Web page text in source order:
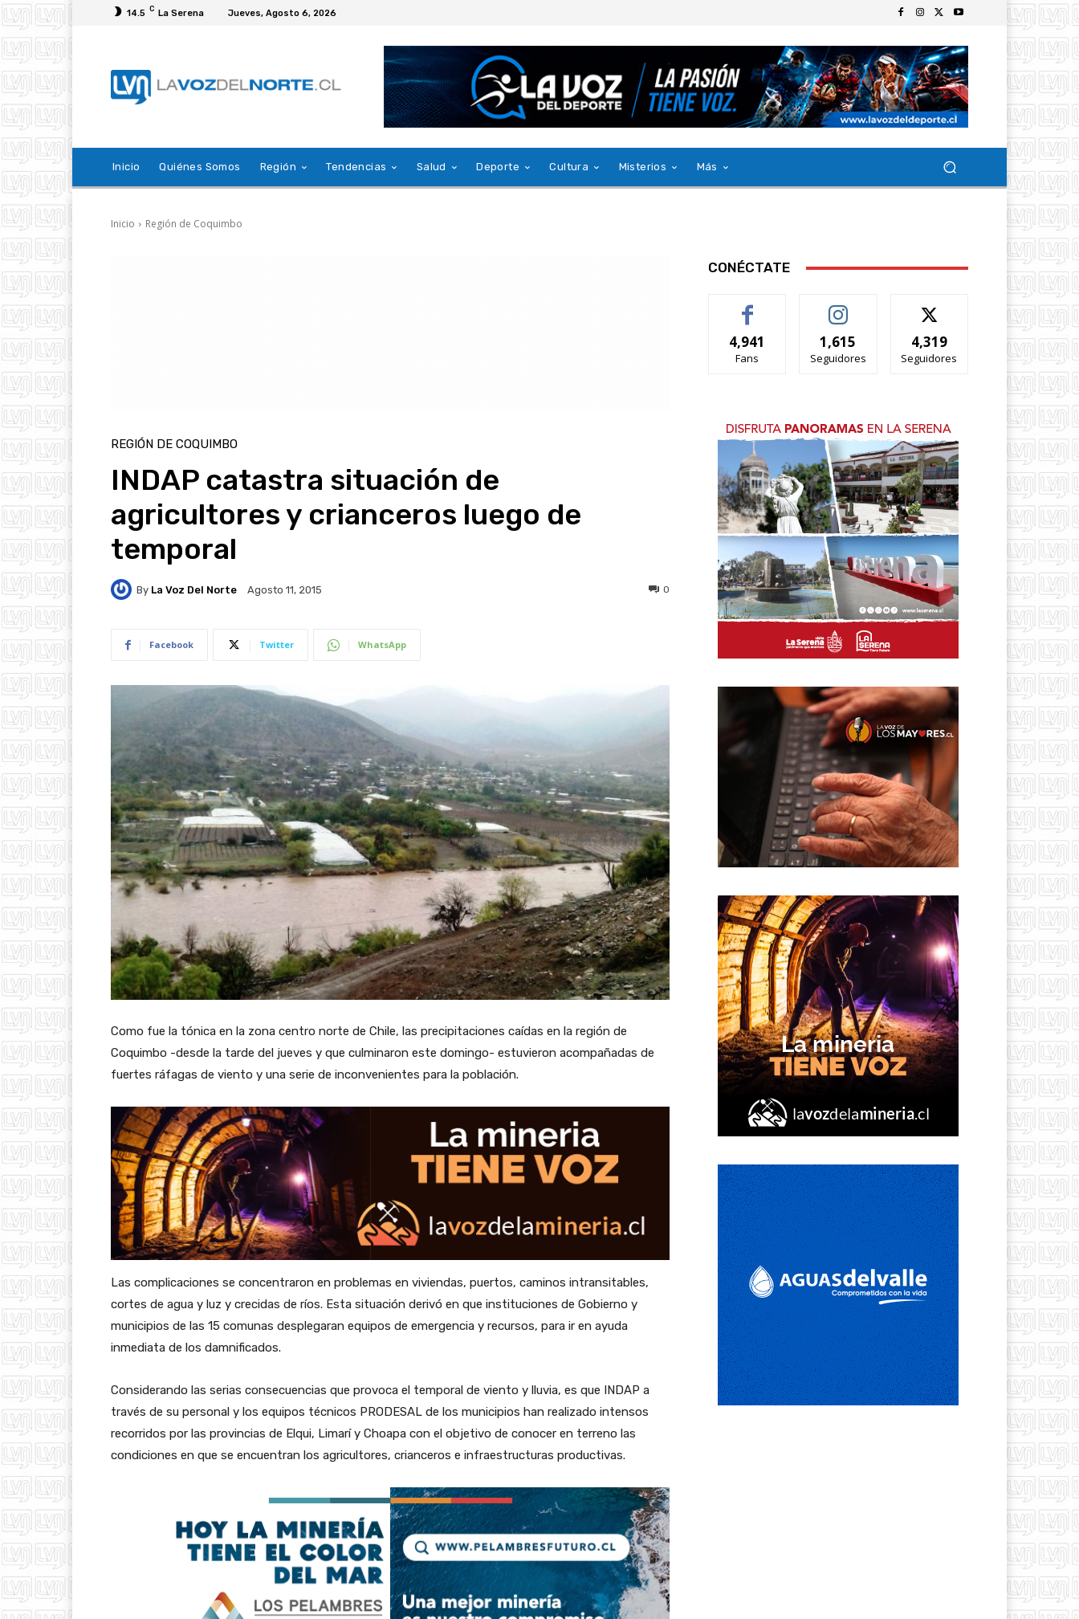
14.5 C La Serena Jueves, Agosto 6, 2026
Inicio Quiénes Somos Región Tendencias Salud Deporte Cultura Misterios Más
Inicio Región de Coquimbo
REGIÓN DE COQUIMBO
INDAP catastra situación de
agricultores y crianceros luego de
temporal
By La Voz Del Norte Agosto 11, 2015 0
Facebook Twitter WhatsApp
Como fue la tónica en la zona centro norte de Chile, las precipitaciones caídas en la región de
Coquimbo -desde la tarde del jueves y que culminaron este domingo- estuvieron acompañadas de
fuertes ráfagas de viento y una serie de inconvenientes para la población.
Las complicaciones se concentraron en problemas en viviendas, puertos, caminos intransitables,
cortes de agua y luz y crecidas de ríos. Esta situación derivó en que instituciones de Gobierno y
municipios de las 15 comunas desplegaran equipos de emergencia y recursos, para ir en ayuda
inmediata de los damnificados.
Considerando las serias consecuencias que provoca el temporal de viento y lluvia, es que INDAP a
través de su personal y los equipos técnicos PRODESAL de los municipios han realizado intensos
recorridos por las provincias de Elqui, Limarí y Choapa con el objetivo de conocer en terreno las
condiciones en que se encuentran los agricultores, crianceros e infraestructuras productivas.
CONÉCTATE
4,941
Fans
1,615
Seguidores
4,319
Seguidores